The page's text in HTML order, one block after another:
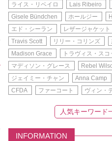
ライス・リベイロ
Lais Ribeiro
Gisele Bündchen
ホールジー
エド・シーラン
レザージャケット
Travis Scott
リリー・コリンズ
Madison Grace
トラヴィス・スコ
マディソン・グレース
Rebel
ジェイミー・チャン
Anna Camp
CFDA
ファーコート ヴィン・
人気キーワード
INFORMATION